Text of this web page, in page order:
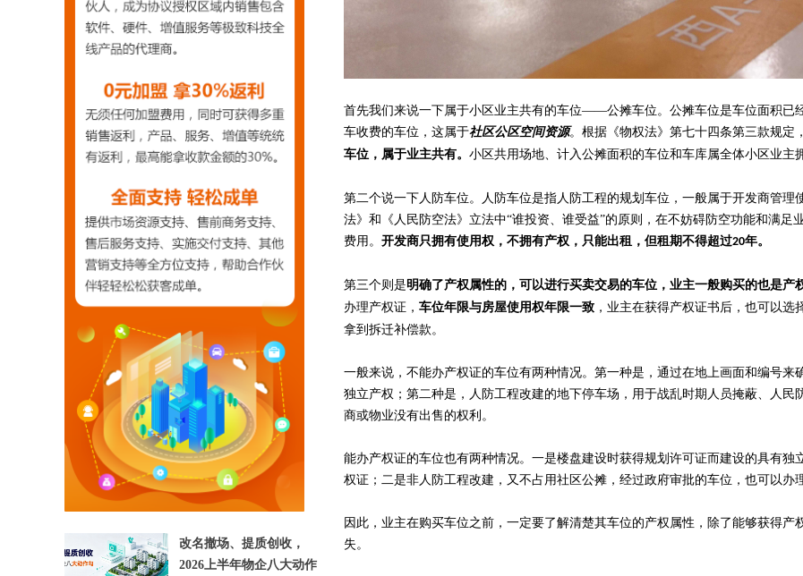
首先我们来说一下属于小区业主共有的车位——公摊车位。公摊车位是车位面积已
车收费的车位，这属于社区公区空间资源。 根据《物权法》第七十四条第三款规定，
车位，属于业主共有。 小区共用场地、计入公摊面积的车位和车库属全体小区业主
第二个说一下人防车位。人防车位是指人防工程的规划车位，一般属于开发商管
法》和《人民防空法》立法中“谁投资、谁受益”的原则，在不妨碍防空功能和满
费用。 开发商只拥有使用权，不拥有产权，只能出租，但租期不得超过20年。
第三个则是明确了产权属性的，可以进行买卖交易的车位，业主一般购买的也是产
办理产权证， 车位年限与房屋使用权年限一致 ，业主在获得产权证书后，也可以
拿到拆迁补偿款。
一般来说，不能办产权证的车位有两种情况。第一种是，通过在地上画面和编号
独立产权；第二种是，人防工程改建的地下停车场，用于战乱时期人员掩蔽、人
商或物业没有出售的权利。
能办产权证的车位也有两种情况。一是楼盘建设时获得规划许可证而建设的具有
权证；二是非人防工程改建，又不占用社区公摊，经过政府审批的车位，也可以办
因此，业主在购买车位之前，一定要了解清楚其车位的产权属性，除了能够获得
失。
【相关文章推荐】
改名撤场、提质创收，
2026上半年物企八大动作